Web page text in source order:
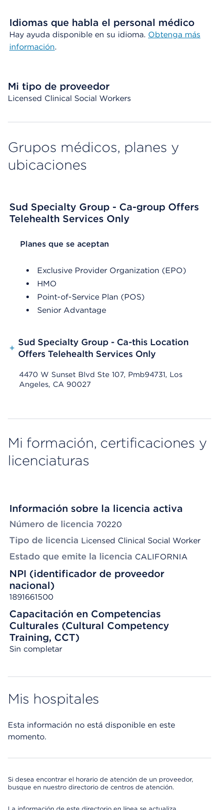
Idiomas que habla el personal médico
Hay ayuda disponible en su idioma. Obtenga más
información.
Mi tipo de proveedor
Licensed Clinical Social Workers
Grupos médicos, planes y
ubicaciones
Sud Specialty Group - Ca-group Offers
Telehealth Services Only
List Header Planes que se aceptan
Planes que se aceptan
Exclusive Provider Organization (EPO)
HMO
Point-of-Service Plan (POS)
Senior Advantage
+
Sud Specialty Group - Ca-this Location
Offers Telehealth Services Only
4470 W Sunset Blvd Ste 107, Pmb94731, Los
Angeles, CA 90027
Mi formación, certificaciones y
licenciaturas
Información sobre la licencia activa
Número de licencia 70220
Tipo de licencia Licensed Clinical Social Worker
Estado que emite la licencia CALIFORNIA
NPI (identificador de proveedor
nacional)
1891661500
Capacitación en Competencias
Culturales (Cultural Competency
Training, CCT)
Sin completar
Mis hospitales
Esta información no está disponible en este
momento.
Si desea encontrar el horario de atención de un proveedor,
busque en nuestro directorio de centros de atención.